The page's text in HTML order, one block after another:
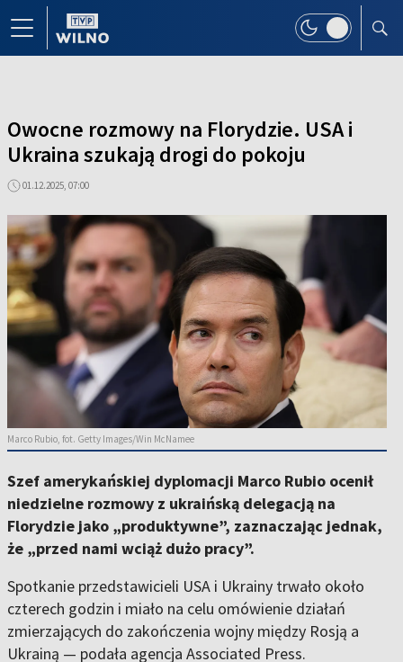
Owocne rozmowy na Florydzie. USA i
Ukraina szukają drogi do pokoju
01.12.2025, 07:00
Marco Rubio, fot. Getty Images/Win McNamee
Szef amerykańskiej dyplomacji Marco Rubio ocenił
niedzielne rozmowy z ukraińską delegacją na
Florydzie jako „produktywne”, zaznaczając jednak,
że „przed nami wciąż dużo pracy”.
Spotkanie przedstawicieli USA i Ukrainy trwało około
czterech godzin i miało na celu omówienie działań
zmierzających do zakończenia wojny między Rosją a
Ukrainą — podała agencja Associated Press.